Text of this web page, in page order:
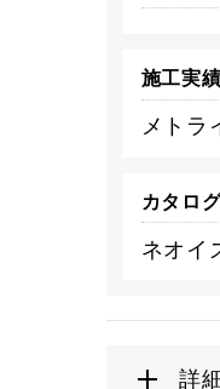
施工実績
メトラ
カタロ
ネオイ
詳